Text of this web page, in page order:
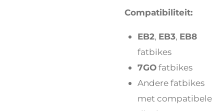
Compatibiliteit:
EB2, EB3, EB8
fatbikes
7GOfatbikes
Andere fatbikes
met compatibele